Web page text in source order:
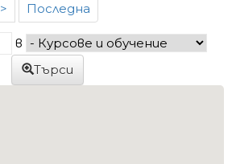
> Последна
в
Търси